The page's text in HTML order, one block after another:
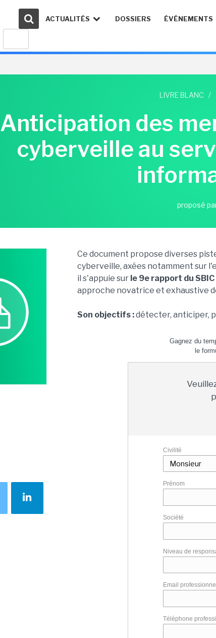
ACTUALITÉS DOSSIERS ÉVÉNEMENTS
LIVRE BLANC /
Anticipation des
cyberveille au
proposé
Ce document propose diverses
cyberveille, axées notamment sur
il s'appuie sur le 9e rapport du
approche novatrice et exhaustive
Son objectifs :détecter, anticiper,
Gagnez du
le
Civilité
Prénom
Société
Niveau de
Email professionnel
Téléphone